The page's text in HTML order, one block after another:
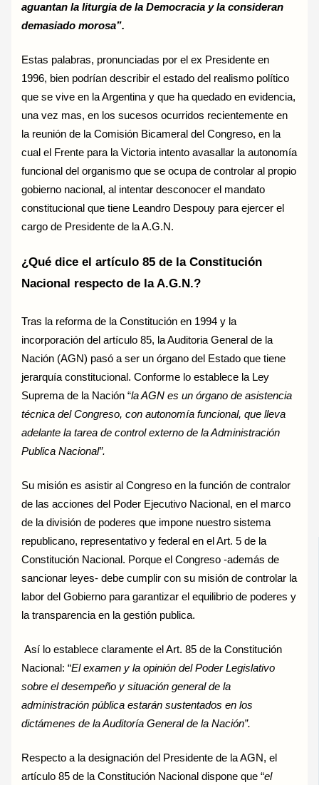
aguantan la liturgia de la Democracia y la consideran
demasiado morosa”.
Estas palabras, pronunciadas por el ex Presidente en
1996, bien podrían describir el estado del realismo político
que se vive en la Argentina y que ha quedado en evidencia,
una vez mas, en los sucesos ocurridos recientemente en
la reunión de la Comisión Bicameral del Congreso, en la
cual el Frente para la Victoria intento avasallar la autonomía
funcional del organismo que se ocupa de controlar al propio
gobierno nacional, al intentar desconocer el mandato
constitucional que tiene Leandro Despouy para ejercer el
cargo de Presidente de la A.G.N.
¿Qué dice el artículo 85 de la Constitución
Nacional respecto de la A.G.N.?
Tras la reforma de la Constitución en 1994 y la
incorporación del artículo 85, la Auditoria General de la
Nación (AGN) pasó a ser un órgano del Estado que tiene
jerarquía constitucional. Conforme lo establece la Ley
Suprema de la Nación “la AGN es un órgano de asistencia
técnica del Congreso, con autonomía funcional, que lleva
adelante la tarea de control externo de la Administración
Publica Nacional”.
Su misión es asistir al Congreso en la función de contralor
de las acciones del Poder Ejecutivo Nacional, en el marco
de la división de poderes que impone nuestro sistema
republicano, representativo y federal en el Art. 5 de la
Constitución Nacional. Porque el Congreso -además de
sancionar leyes- debe cumplir con su misión de controlar la
labor del Gobierno para garantizar el equilibrio de poderes y
la transparencia en la gestión publica.
Así lo establece claramente el Art. 85 de la Constitución
Nacional: “El examen y la opinión del Poder Legislativo
sobre el desempeño y situación general de la
administración pública estarán sustentados en los
dictámenes de la Auditoría General de la Nación”.
Respecto a la designación del Presidente de la AGN, el
artículo 85 de la Constitución Nacional dispone que “el